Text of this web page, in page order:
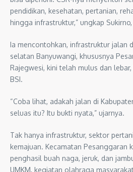
pendidikan, kesehatan, pertanian,
hingga infrastruktur,” ungkap
Ia mencontohkan, infrastruktur jalan
selatan Banyuwangi, khususnya
Rajegwesi, kini telah mulus dan
BSI.
“Coba lihat, adakah jalan di
seluas itu? Itu bukti nyata,” ujarnya.
Tak hanya infrastruktur, sektor
kemajuan. Kecamatan Pesanggaran
penghasil buah naga, jeruk, dan
UMKM, kegiatan olahraga